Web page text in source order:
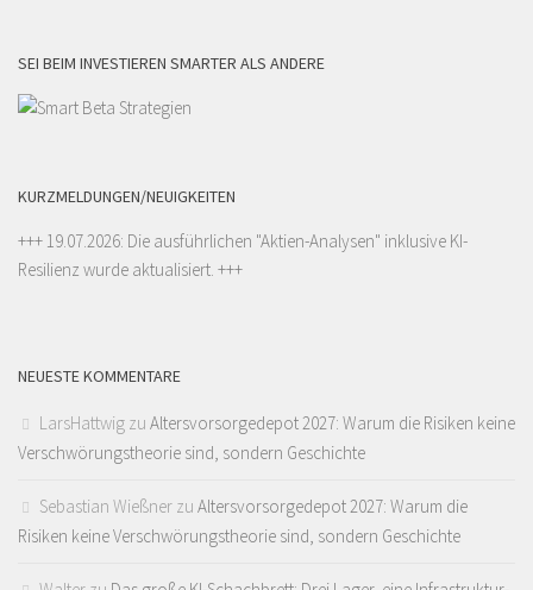
SEI BEIM INVESTIEREN SMARTER ALS ANDERE
KURZMELDUNGEN/NEUIGKEITEN
+++ 19.07.2026: Die ausführlichen "Aktien-Analysen" inklusive KI-
Resilienz wurde aktualisiert. +++
NEUESTE KOMMENTARE
LarsHattwig zu Altersvorsorgedepot 2027: Warum die Risiken keine
Verschwörungstheorie sind, sondern Geschichte
Sebastian Wießner zu Altersvorsorgedepot 2027: Warum die
Risiken keine Verschwörungstheorie sind, sondern Geschichte